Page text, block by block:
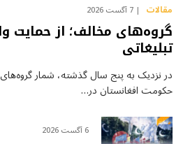
مقالات 7 آگست 2026
گروه‌های مخالف؛ از حمایت
تبلیغاتی
در نزدیک به پنج سال گذشته، شمار
حکومت افغانستان در…
6 آگست 2026